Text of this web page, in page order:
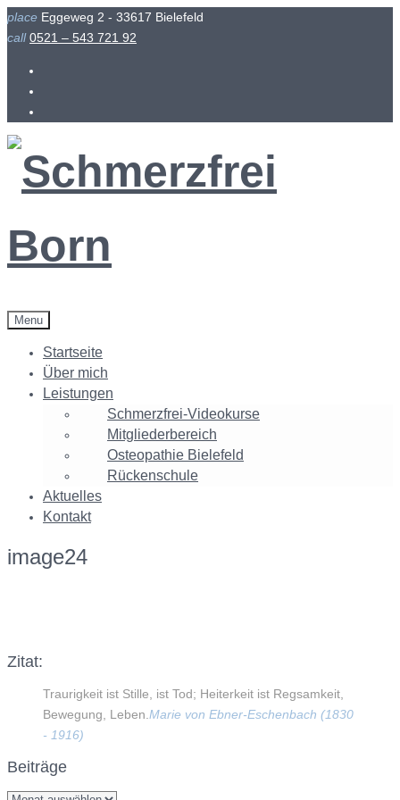
Skip
to
place Eggeweg 2 - 33617 Bielefeld
call 0521 – 543 721 92
Menu
Startseite
Über mich
Leistungen
Schmerzfrei-Videokurse
Mitgliederbereich
Osteopathie Bielefeld
Rückenschule
Aktuelles
Kontakt
image24
Zitat:
Traurigkeit ist Stille, ist Tod; Heiterkeit ist Regsamkeit,
Bewegung, Leben. Marie von Ebner-Eschenbach (1830
- 1916)
Beiträge